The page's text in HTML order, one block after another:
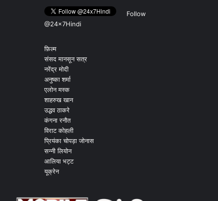
Follow
@24x7Hindi
फ़िल्म
संसद मानसून सत्र
नरेंद्र मोदी
अनुष्का शर्मा
एलोन मस्क
शाहरुख खान
उद्धव ठाकरे
कंगना रनौत
विराट कोहली
प्रियंका चोपड़ा जोनास
सन्नी लियोन
आलिया भट्ट
यूक्रेन